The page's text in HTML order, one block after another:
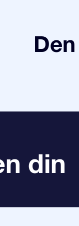
din